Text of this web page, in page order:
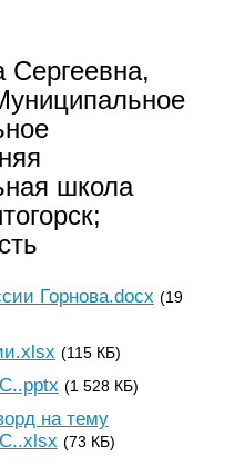
Сергеевна,
школа
Горнова.docx (19
(115 КБ)
(1 528 КБ)
на тему
(73 КБ)